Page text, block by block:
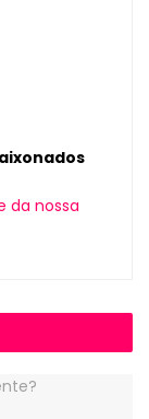
da nossa